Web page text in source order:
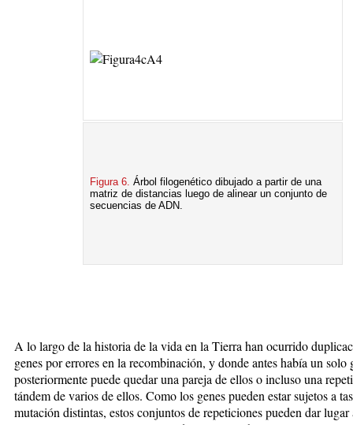
Figura 6. Árbol filogenético dibujado a partir de una
matriz de distancias luego de alinear un conjunto de
secuencias de ADN.
A lo largo de la historia de la vida en la Tierra han ocurrido
genes por errores en la recombinación, y donde antes había un solo
posteriormente puede quedar una pareja de ellos o incluso una
tándem de varios de ellos. Como los genes pueden estar sujetos a
mutación distintas, estos conjuntos de repeticiones pueden dar lugar